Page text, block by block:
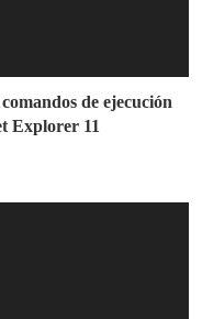
de ejecución
Explorer 11